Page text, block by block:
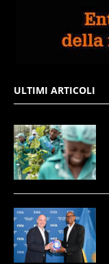
ULTIMI ARTICOLI